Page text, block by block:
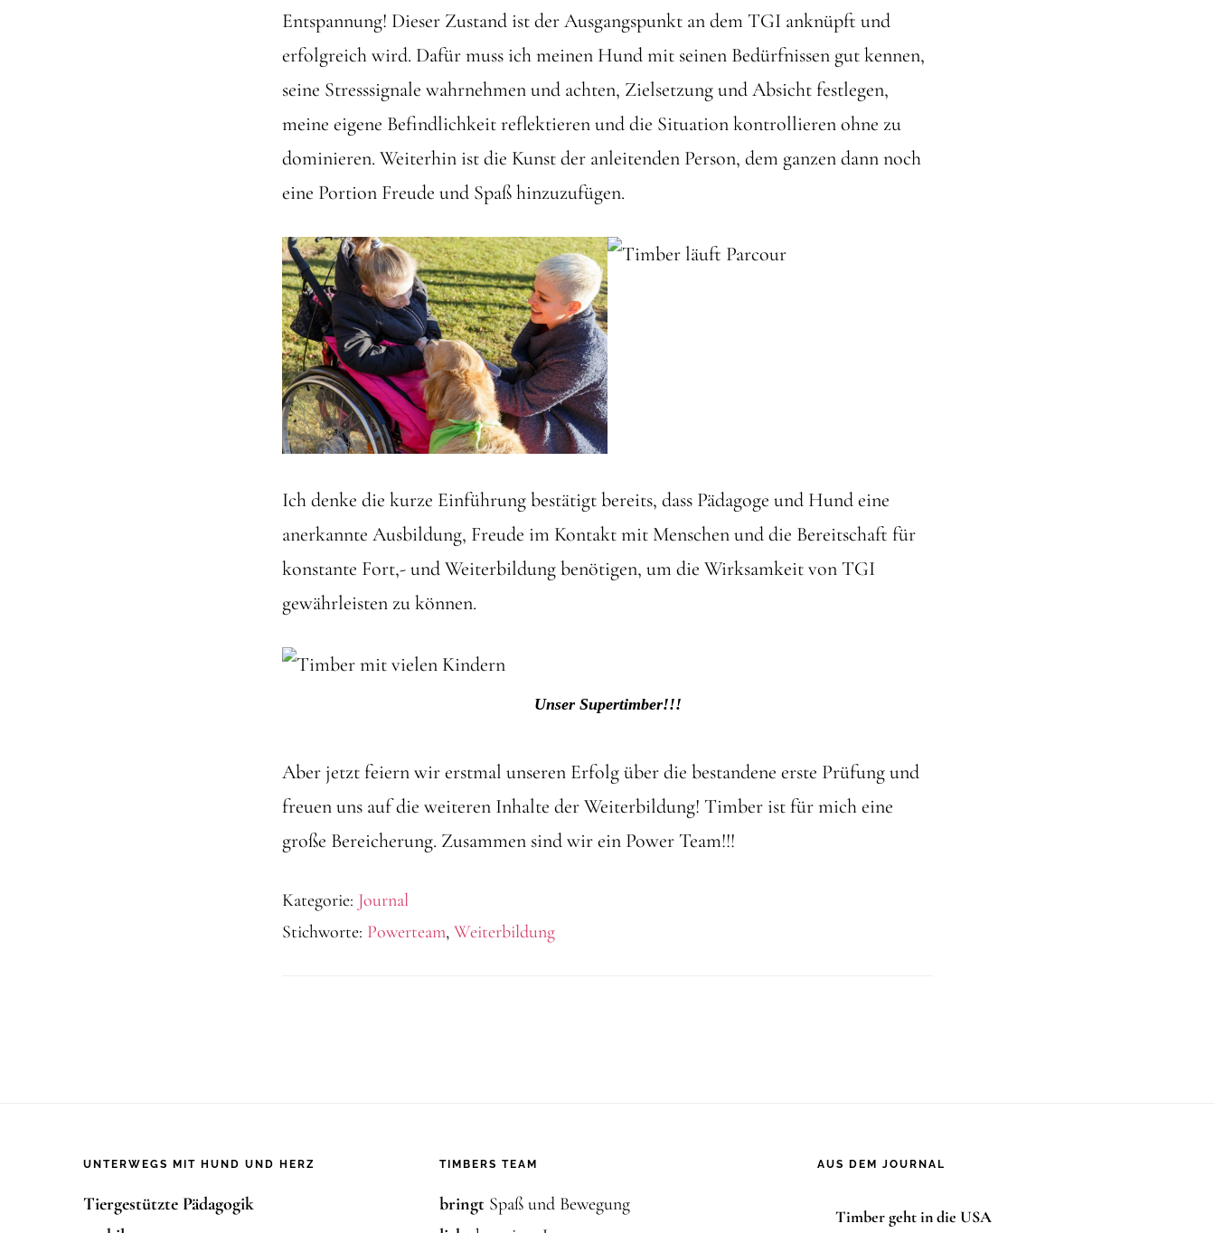
Entspannung! Dieser Zustand ist der Ausgangspunkt an dem TGI anknüpft und
erfolgreich wird. Dafür muss ich meinen Hund mit seinen Bedürfnissen gut kennen,
seine Stresssignale wahrnehmen und achten, Zielsetzung und Absicht festlegen,
meine eigene Befindlichkeit reflektieren und die Situation kontrollieren ohne zu
dominieren. Weiterhin ist die Kunst der anleitenden Person, dem ganzen dann noch
eine Portion Freude und Spaß hinzuzufügen.
Ich denke die kurze Einführung bestätigt bereits, dass Pädagoge und Hund eine
anerkannte Ausbildung, Freude im Kontakt mit Menschen und die Bereitschaft für
konstante Fort,- und Weiterbildung benötigen, um die Wirksamkeit von TGI
gewährleisten zu können.
Unser Supertimber!!!
Aber jetzt feiern wir erstmal unseren Erfolg über die bestandene erste Prüfung und
freuen uns auf die weiteren Inhalte der Weiterbildung! Timber ist für mich eine
große Bereicherung. Zusammen sind wir ein Power Team!!!
Kategorie: Journal
Stichworte: Powerteam, Weiterbildung
UNTERWEGS MIT HUND UND HERZ
Tiergestützte Pädagogik
TIMBERS TEAM
bringt Spaß und Bewegung
AUS DEM JOURNAL
Timber geht in die USA